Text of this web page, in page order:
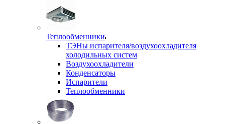
Теплообменники
ТЭНы испарителя/воздухоохладителя
холодильных систем
Воздухоохладители
Конденсаторы
Испарители
Теплообменники